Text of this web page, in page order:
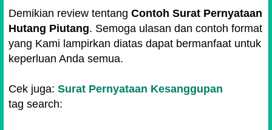
Demikian review tentang Contoh Surat Pernyataan
Hutang Piutang. Semoga ulasan dan contoh format
yang Kami lampirkan diatas dapat bermanfaat untuk
keperluan Anda semua.
Cek juga: Surat Pernyataan Kesanggupan
tag search: